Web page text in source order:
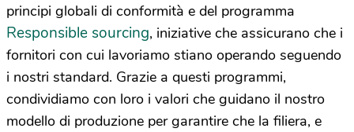
principi globali di conformità e del programma
Responsible sourcing, iniziative che assicurano che i
fornitori con cui lavoriamo stiano operando seguendo
i nostri standard. Grazie a questi programmi,
condividiamo con loro i valori che guidano il nostro
modello di produzione per garantire che la filiera, e